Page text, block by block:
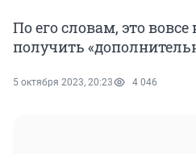
По его словам, это
получить
5 октября 2023, 20:23 4 046